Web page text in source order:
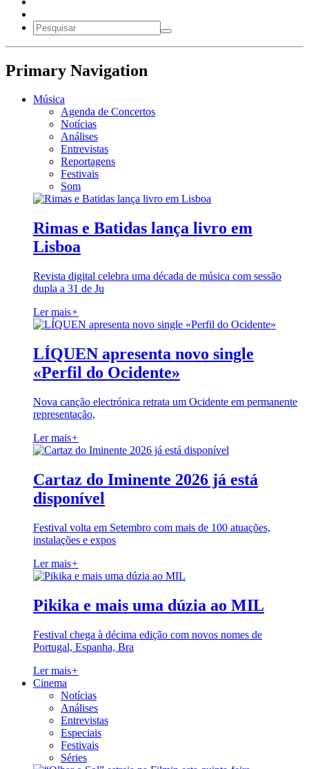
Primary Navigation
Música
Agenda de Concertos
Notícias
Análises
Entrevistas
Reportagens
Festivais
Som
Rimas e Batidas lança livro em
Lisboa
Revista digital celebra uma década de música com sessão
dupla a 31 de Ju
Ler mais+
LÍQUEN apresenta novo single
«Perfil do Ocidente»
Nova canção electrónica retrata um Ocidente em permanente
representação,
Ler mais+
Cartaz do Iminente 2026 já está
disponível
Festival volta em Setembro com mais de 100 atuações,
instalações e expos
Ler mais+
Pikika e mais uma dúzia ao MIL
Festival chega à décima edição com novos nomes de
Portugal, Espanha, Bra
Ler mais+
Cinema
Notícias
Análises
Entrevistas
Especiais
Festivais
Séries